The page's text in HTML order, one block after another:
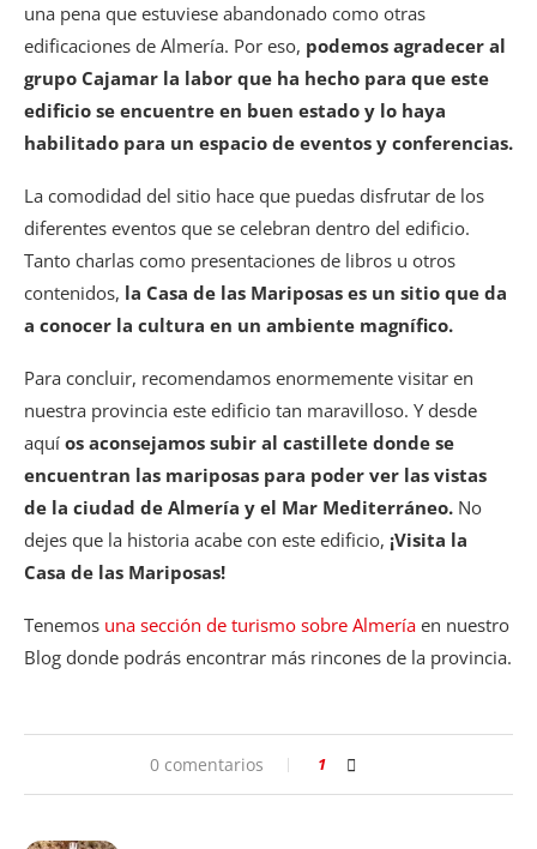
una pena que estuviese abandonado como otras
edificaciones de Almería. Por eso, podemos agradecer al
grupo Cajamar la labor que ha hecho para que este
edificio se encuentre en buen estado y lo haya
habilitado para un espacio de eventos y conferencias.
La comodidad del sitio hace que puedas disfrutar de los
diferentes eventos que se celebran dentro del edificio.
Tanto charlas como presentaciones de libros u otros
contenidos, la Casa de las Mariposas es un sitio que da
a conocer la cultura en un ambiente magnífico.
Para concluir, recomendamos enormemente visitar en
nuestra provincia este edificio tan maravilloso. Y desde
aquí os aconsejamos subir al castillete donde se
encuentran las mariposas para poder ver las vistas
de la ciudad de Almería y el Mar Mediterráneo. No
dejes que la historia acabe con este edificio, ¡Visita la
Casa de las Mariposas!
Tenemos una sección de turismo sobre Almería en nuestro
Blog donde podrás encontrar más rincones de la provincia.
0 comentarios 1